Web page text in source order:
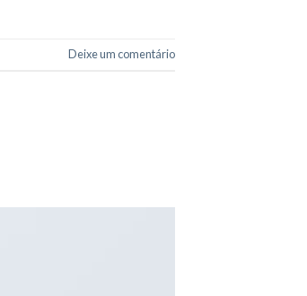
Deixe um comentário